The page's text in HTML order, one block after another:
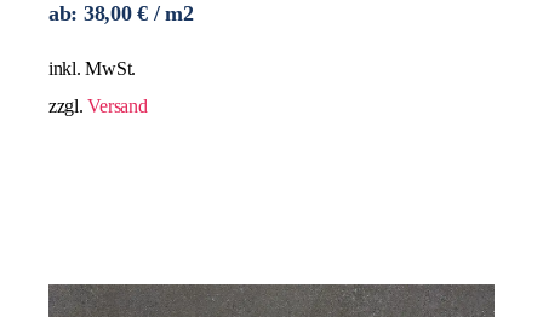
ab: 38,00€ / m2
inkl. MwSt.
zzgl.Versand